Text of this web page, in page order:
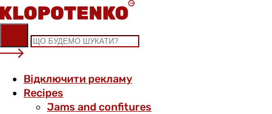
Skip
to
content
Відключити рекламу
Recipes
Jams and confitures